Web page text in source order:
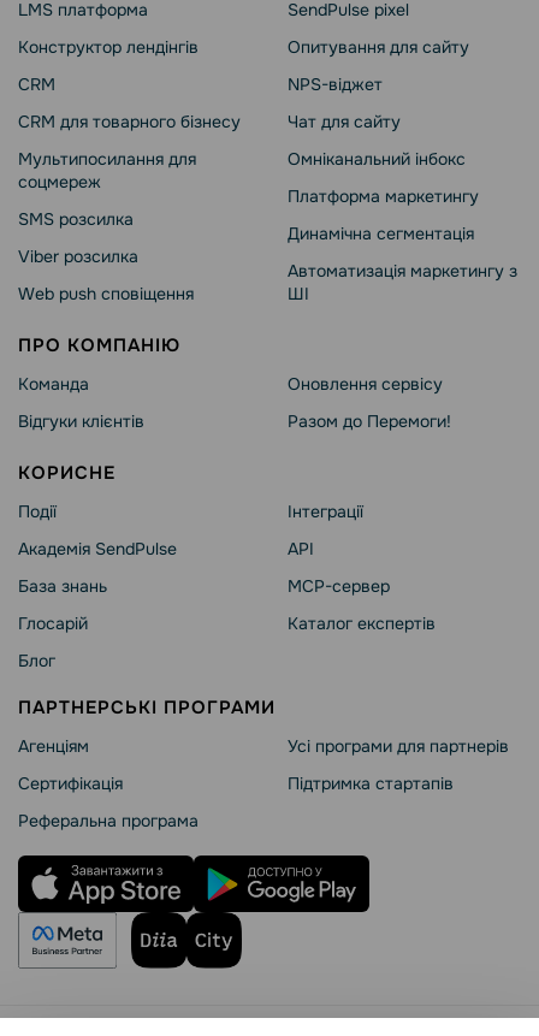
LMS платформа
Конструктор лендінгів
CRM
CRM для товарного бізнесу
Мультипосилання для
соцмереж
SMS розсилка
Viber розсилка
Web push сповіщення
SendPulse pixel
Опитування для сайту
NPS-віджет
Чат для сайту
Омніканальний інбокс
Платформа маркетингу
Динамічна сегментація
Автоматизація маркетингу з
ШІ
ПРО КОМПАНІЮ
Команда
Відгуки клієнтів
Оновлення сервісу
Разом до Перемоги!
КОРИСНЕ
Події
Академія SendPulse
База знань
Глосарій
Блог
Інтеграції
API
MCP-сервер
Каталог експертів
ПАРТНЕРСЬКІ ПРОГРАМИ
Агенціям
Сертифікація
Реферальна програма
Усі програми для партнерів
Підтримка стартапів